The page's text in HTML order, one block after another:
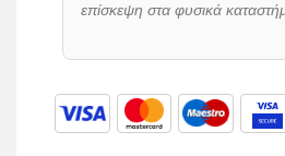
επίσκεψη στα φυσικά